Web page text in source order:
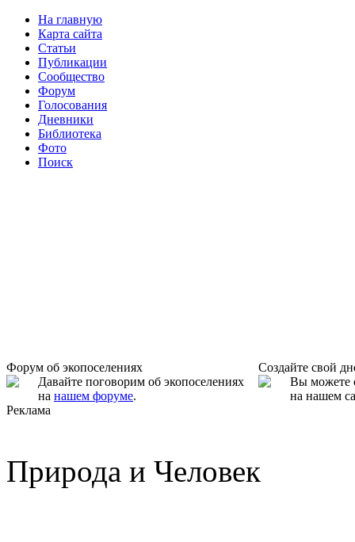
На главную
Карта сайта
Статьи
Публикации
Сообщество
Форум
Голосования
Дневники
Библиотека
Фото
Поиск
Форум об экопоселениях
Давайте поговорим об экопоселениях
на нашем форуме.
Создайте свой
Вы можете
на нашем
Реклама
Природа и Человек